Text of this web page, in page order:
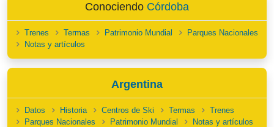
Conociendo Córdoba
Trenes Termas Patrimonio Mundial
Parques Nacionales
Notas y artículos
Argentina
Datos Historia Centros de Ski Termas
Trenes
Parques Nacionales
Patrimonio Mundial Notas y artículos